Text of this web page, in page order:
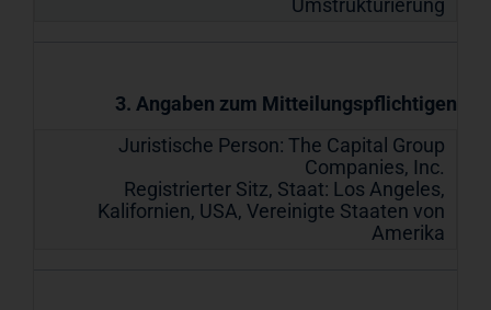
Umstrukturierung
3. Angaben zum Mitteilungspflichtigen
Juristische Person: The Capital Group
Companies, Inc.
Registrierter Sitz, Staat: Los Angeles,
Kalifornien, USA, Vereinigte Staaten von
Amerika